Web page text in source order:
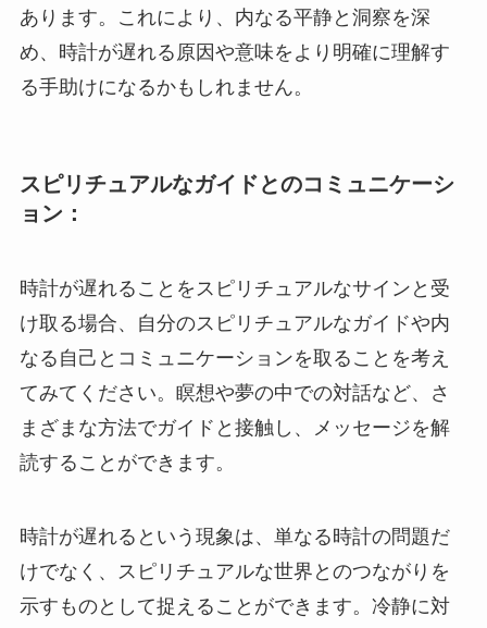
あります。これにより、内なる平静と洞察を深
め、時計が遅れる原因や意味をより明確に理解す
る手助けになるかもしれません。
スピリチュアルなガイドとのコミュニケーシ
ョン：
時計が遅れることをスピリチュアルなサインと受
け取る場合、自分のスピリチュアルなガイドや内
なる自己とコミュニケーションを取ることを考え
てみてください。瞑想や夢の中での対話など、さ
まざまな方法でガイドと接触し、メッセージを解
読することができます。
時計が遅れるという現象は、単なる時計の問題だ
けでなく、スピリチュアルな世界とのつながりを
示すものとして捉えることができます。冷静に対